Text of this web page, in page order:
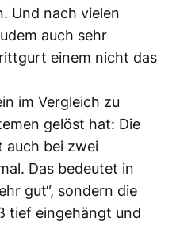
Und nach vielen
auch sehr
einem nicht das
im Vergleich zu
gelöst hat: Die
auch bei zwei
Das bedeutet in
gut“, sondern die
tief eingehängt und